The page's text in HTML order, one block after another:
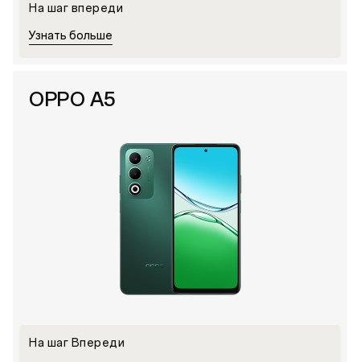
На шаг впереди
Узнать больше
OPPO A5
На шаг Впереди